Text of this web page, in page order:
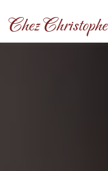
Chez Christophe